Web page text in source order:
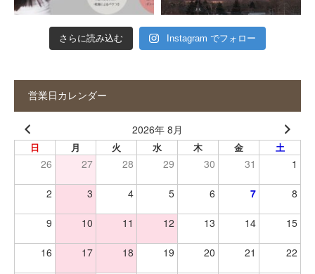
さらに読み込む Instagram でフォロー
営業日カレンダー
2026年 8月
日 月 火 水 木 金 土
26 27 28 29 30 31 1
2 3 4 5 6 7 8
9 10 11 12 13 14 15
16 17 18 19 20 21 22